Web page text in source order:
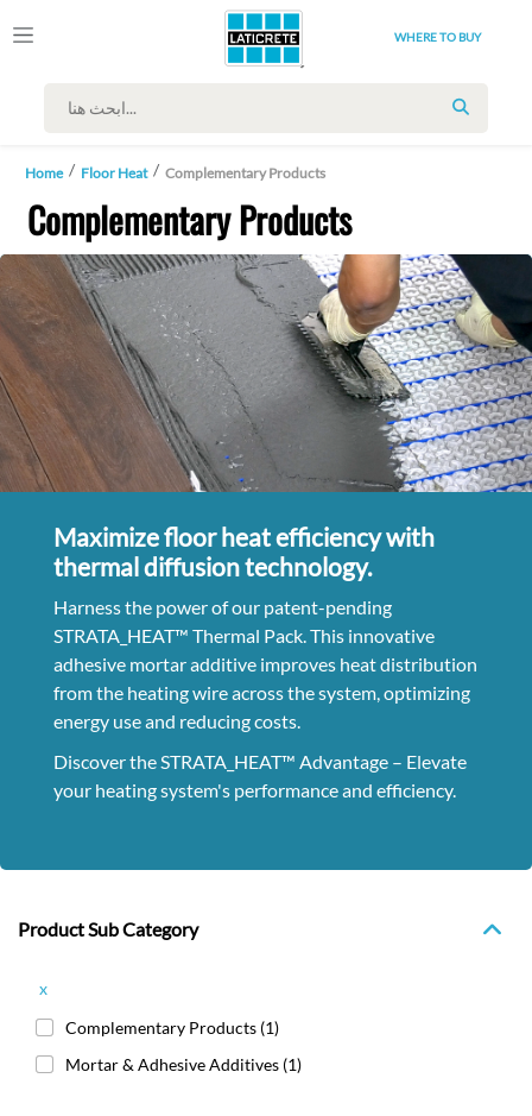
WHERE TO BUY
SEARCH
Home Floor Heat Complementary Products
Complementary Products
Maximize floor heat efficiency with
thermal diffusion technology.
Harness the power of our patent-pending
STRATA_HEAT™ Thermal Pack. This innovative
adhesive mortar additive improves heat distribution
from the heating wire across the system, optimizing
energy use and reducing costs.
Discover the STRATA_HEAT™ Advantage – Elevate
your heating system's performance and efficiency.
Product Sub Category
x
Complementary Products (1)
Mortar & Adhesive Additives (1)